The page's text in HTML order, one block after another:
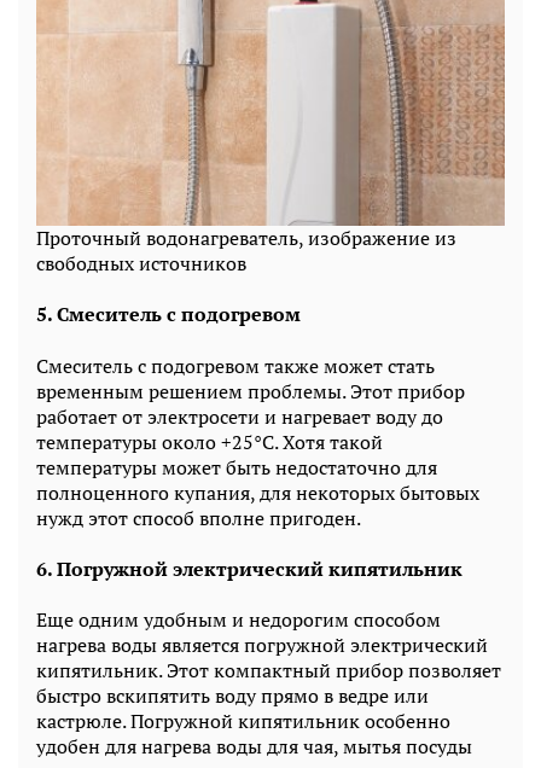
Проточный водонагреватель, изображение из
свободных источников
5. Смеситель с подогревом
Смеситель с подогревом также может стать
временным решением проблемы. Этот прибор
работает от электросети и нагревает воду до
температуры около +25°C. Хотя такой
температуры может быть недостаточно для
полноценного купания, для некоторых бытовых
нужд этот способ вполне пригоден.
6. Погружной электрический кипятильник
Еще одним удобным и недорогим способом
нагрева воды является погружной электрический
кипятильник. Этот компактный прибор позволяет
быстро вскипятить воду прямо в ведре или
кастрюле. Погружной кипятильник особенно
удобен для нагрева воды для чая, мытья посуды